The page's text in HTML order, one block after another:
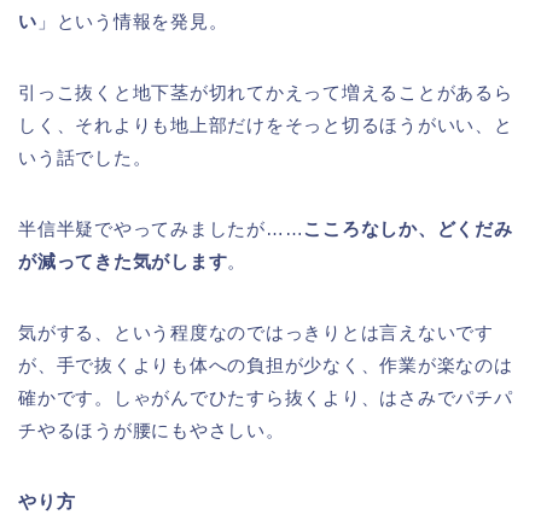
い 」という情報を発見。
引っこ抜くと地下茎が切れてかえって増えることがあるら
しく、それよりも地上部だけをそっと切るほうがいい、と
いう話でした。
半信半疑でやってみましたが……こころなしか、どくだみ
が減ってきた気がします。
気がする、という程度なのではっきりとは言えないです
が、手で抜くよりも体への負担が少なく、作業が楽なのは
確かです。しゃがんでひたすら抜くより、はさみでパチパ
チやるほうが腰にもやさしい。
やり方